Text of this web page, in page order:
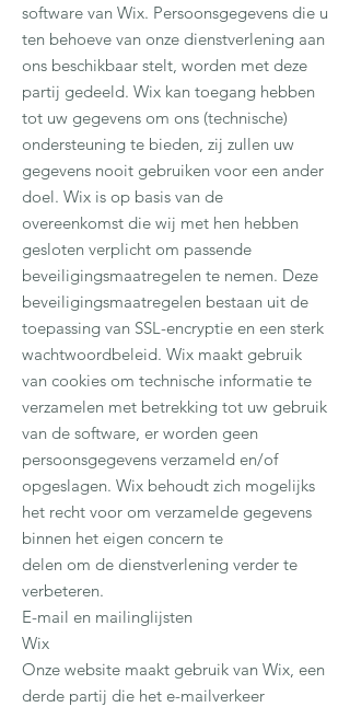
software van Wix. Persoonsgegevens die u
ten behoeve van onze dienstverlening aan
ons beschikbaar stelt, worden met deze
partij gedeeld. Wix kan toegang hebben
tot uw gegevens om ons (technische)
ondersteuning te bieden, zij zullen uw
gegevens nooit gebruiken voor een ander
doel. Wix is op basis van de
overeenkomst die wij met hen hebben
gesloten verplicht om passende
beveiligingsmaatregelen te nemen. Deze
beveiligingsmaatregelen bestaan uit de
toepassing van SSL-encryptie en een sterk
wachtwoordbeleid. Wix maakt gebruik
van cookies om technische informatie te
verzamelen met betrekking tot uw gebruik
van de software, er worden geen
persoonsgegevens verzameld en/of
opgeslagen. Wix behoudt zich mogelijks
het recht voor om verzamelde gegevens
binnen het eigen concern te
delen om de dienstverlening verder te
verbeteren.
E-mail en mailinglijsten
Wix
Onze website maakt gebruik van Wix, een
derde partij die het e-mailverkeer